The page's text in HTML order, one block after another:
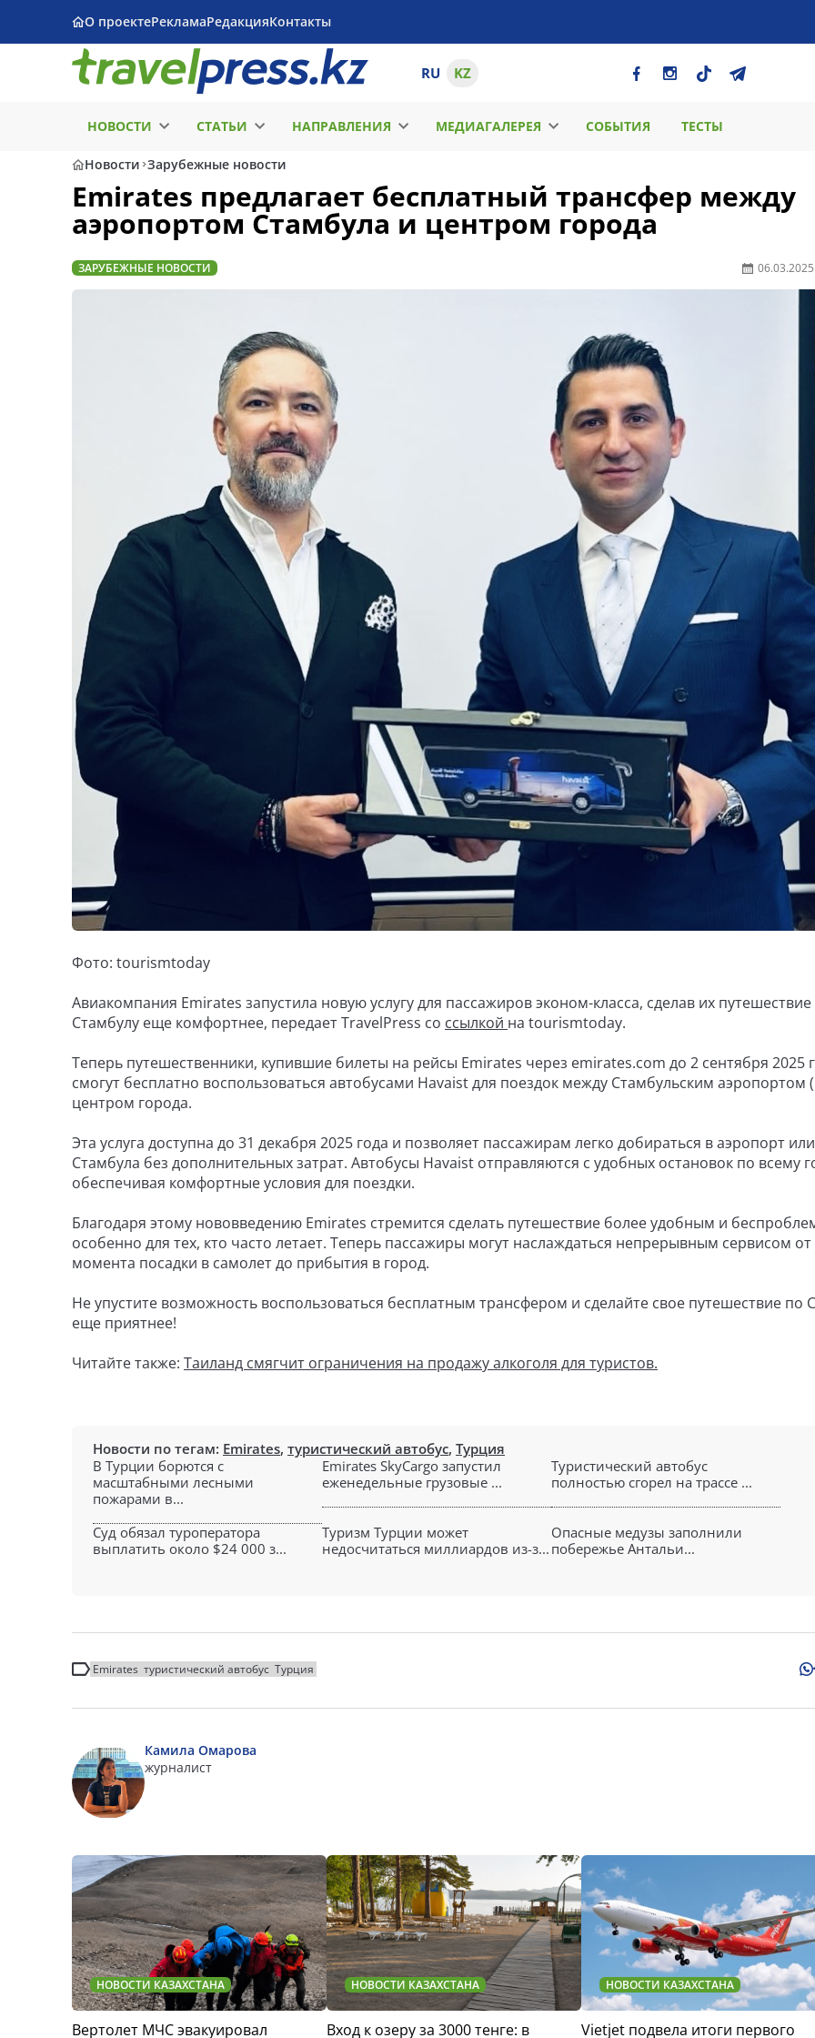
О проектеРекламаРедакцияКонтакты
RU KZ
НОВОСТИ СТАТЬИ НАПРАВЛЕНИЯ МЕДИАГАЛЕРЕЯ СОБЫТИЯ ТЕСТЫ
Новости Зарубежные новости
Emirates предлагает бесплатный трансфер между
аэропортом Стамбула и центром города
ЗАРУБЕЖНЫЕ НОВОСТИ 06.03.2025
Фото: tourismtoday
Авиакомпания Emirates запустила новую услугу для пассажиров эконом-класса, сделав их
Стамбулу еще комфортнее, передает TravelPress со ссылкой на tourismtoday.
Теперь путешественники, купившие билеты на рейсы Emirates через emirates.com до 2 сентября 2025
смогут бесплатно воспользоваться автобусами Havaist для поездок между Стамбульским аэропортом
центром города.
Эта услуга доступна до 31 декабря 2025 года и позволяет пассажирам легко добираться в аэропорт
Стамбула без дополнительных затрат. Автобусы Havaist отправляются с удобных остановок по всему
обеспечивая комфортные условия для поездки.
Благодаря этому нововведению Emirates стремится сделать путешествие более удобным и
особенно для тех, кто часто летает. Теперь пассажиры могут наслаждаться непрерывным сервисом от
момента посадки в самолет до прибытия в город.
Не упустите возможность воспользоваться бесплатным трансфером и сделайте свое путешествие по
еще приятнее!
Читайте также: Таиланд смягчит ограничения на продажу алкоголя для туристов.
Новости по тегам: Emirates, туристический автобус, Турция
В Турции борются с
масштабными лесными
пожарами в...
Emirates SkyCargo запустил
еженедельные грузовые ...
Туристический автобус
полностью сгорел на трассе ...
Суд обязал туроператора
выплатить около $24 000 з...
Туризм Турции может
недосчитаться миллиардов из-з...
Опасные медузы заполнили
побережье Антальи...
Emirates туристический автобус Турция
Камила Омарова
журналист
НОВОСТИ КАЗАХСТАНА
Вертолет МЧС эвакуировал
НОВОСТИ КАЗАХСТАНА
Вход к озеру за 3000 тенге: в
НОВОСТИ КАЗАХСТАНА
Vietjet подвела итоги первого